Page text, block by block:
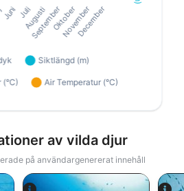
av vilda djur
på användargenererat innehåll